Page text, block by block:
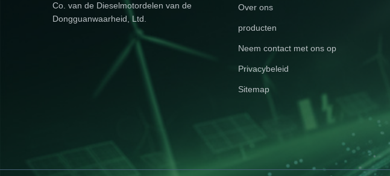
Co. van de Dieselmotordelen van de
Dongguanwaarheid, Ltd.
Over ons
producten
Neem contact met ons op
Privacybeleid
Sitemap